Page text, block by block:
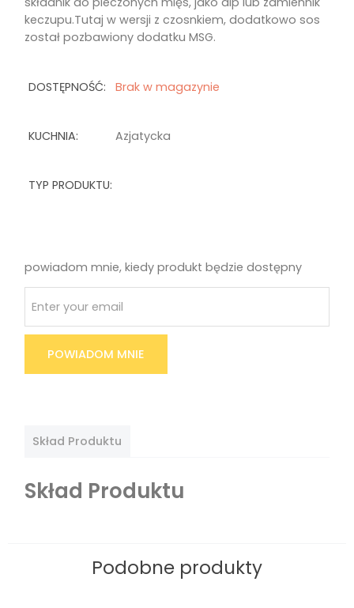
keczupu.Tutaj w wersji z czosnkiem, dodatkowo sos
został pozbawiony dodatku MSG.
DOSTĘPNOŚĆ: Brak w magazynie
KUCHNIA: Azjatycka
TYP PRODUKTU:
powiadom mnie, kiedy produkt będzie dostępny
POWIADOM MNIE
Skład Produktu
Skład Produktu
Podobne produkty